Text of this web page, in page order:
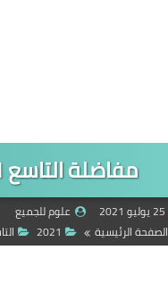
مفاضلة التاسع 2021 معدل العامة للصف التاسع في سوريا 2021
علوم للجميع
الصفحة الرئيسية
2021